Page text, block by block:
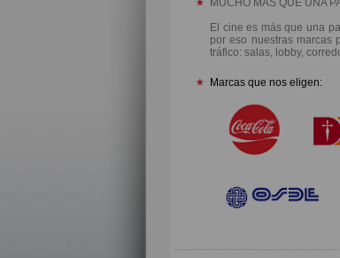
MUCHO MÁS QUE UNA
El cine es más que una
por eso nuestras marcas
tráfico: salas, lobby,
Marcas que nos eligen: